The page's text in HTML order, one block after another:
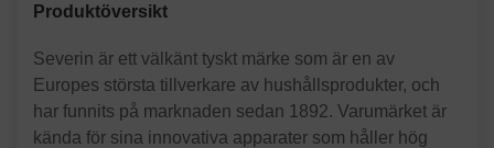
Produktöversikt
Severin är ett välkänt tyskt märke som är en av
Europes största tillverkare av hushållsprodukter, och
har funnits på marknaden sedan 1892. Varumärket är
kända för sina innovativa apparater som håller hög